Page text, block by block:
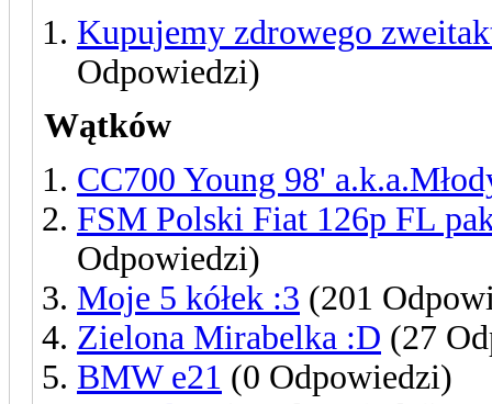
Kupujemy zdrowego
Odpowiedzi)
Wątków
CC700 Young 98'
FSM Polski Fiat 126p FL
Odpowiedzi)
Moje 5 kółek :3 (201
Zielona Mirabelka :D (27
BMW e21 (0 Odpowiedzi)